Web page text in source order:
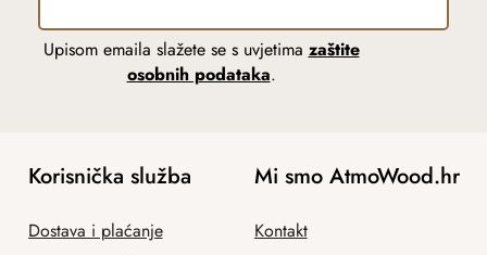
Upisom emaila slažete se s uvjetima zaštite
osobnih podataka.
Korisnička služba
Dostava i plaćanje
Mi smo AtmoWood.hr
Kontakt